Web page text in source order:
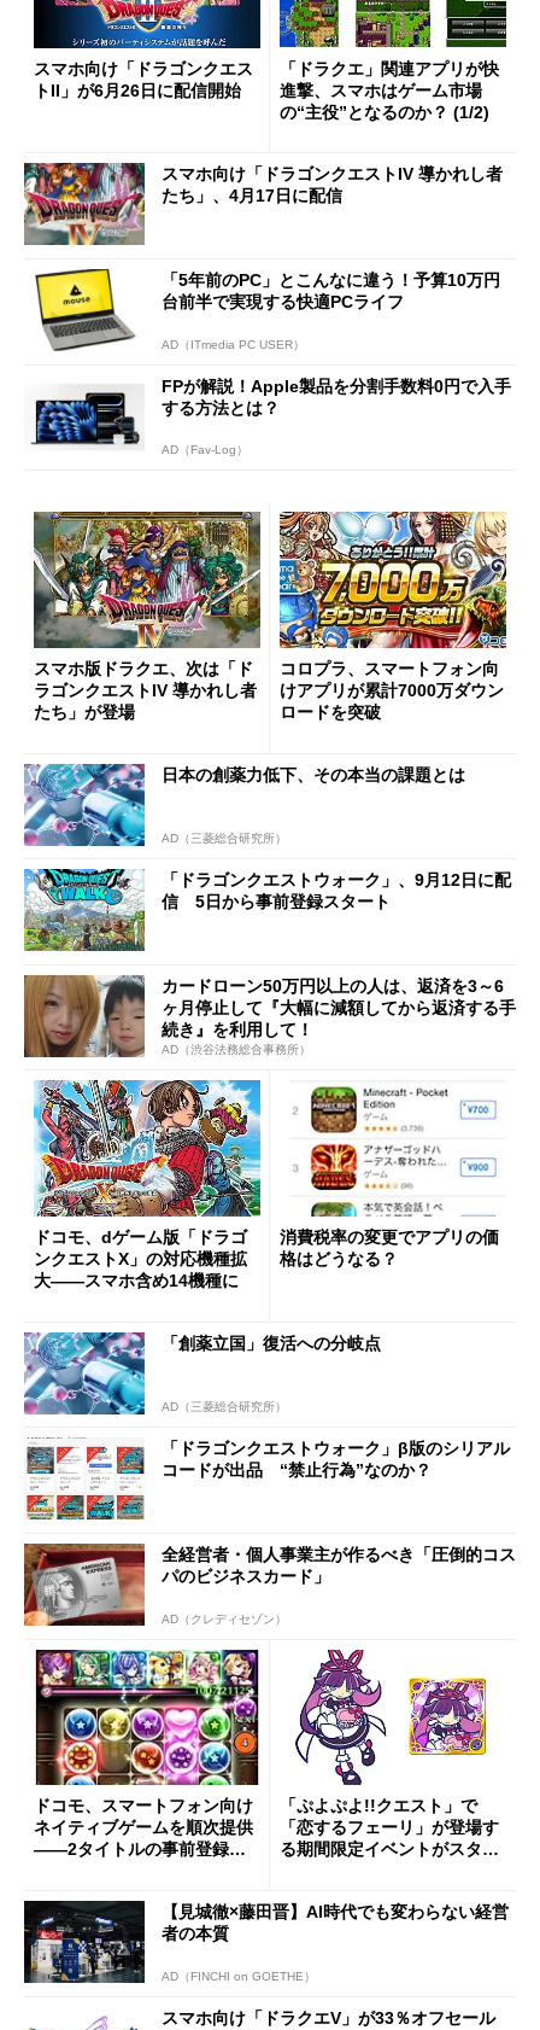
スマホ向け「ドラゴンクエス
トII」が6月26日に配信開始
「ドラクエ」関連アプリが快
進撃、スマホはゲーム市場
の“主役”となるのか？ (1/2)
スマホ向け「ドラゴンクエストIV 導かれし者
たち」、4月17日に配信
「5年前のPC」とこんなに違う！予算10万円
台前半で実現する快適PCライフ
AD（ITmedia PC USER）
FPが解説！Apple製品を分割手数料0円で入手
する方法とは？
AD（Fav-Log）
スマホ版ドラクエ、次は「ド
ラゴンクエストIV 導かれし者
たち」が登場
コロプラ、スマートフォン向
けアプリが累計7000万ダウン
ロードを突破
日本の創薬力低下、その本当の課題とは
AD（三菱総合研究所）
「ドラゴンクエストウォーク」、9月12日に配
信 5日から事前登録スタート
カードローン50万円以上の人は、返済を3～6
ヶ月停止して『大幅に減額してから返済する手
続き』を利用して！
AD（渋谷法務総合事務所）
ドコモ、dゲーム版「ドラゴ
ンクエストX」の対応機種拡
大――スマホ含め14機種に
消費税率の変更でアプリの価
格はどうなる？
「創薬立国」復活への分岐点
AD（三菱総合研究所）
「ドラゴンクエストウォーク」β版のシリアル
コードが出品 “禁止行為”なのか？
全経営者・個人事業主が作るべき「圧倒的コス
パのビジネスカード」
AD（クレディセゾン）
ドコモ、スマートフォン向け
ネイティブゲームを順次提供
――2タイトルの事前登録を
「ぷよぷよ!!クエスト」で
「恋するフェーリ」が登場す
る期間限定イベントがスター
【見城徹×藤田晋】AI時代でも変わらない経営
者の本質
AD（FINCHI on GOETHE）
スマホ向け「ドラクエV」が33％オフセール